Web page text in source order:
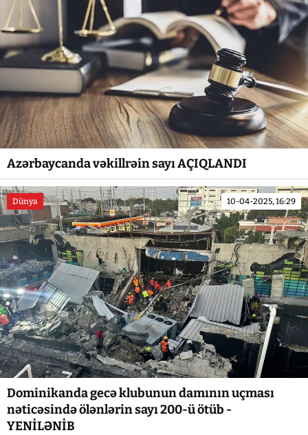
Azərbaycanda vəkillrəin sayı AÇIQLANDI
Dünya 10-04-2025, 16:29
Dominikanda gecə klubunun damının uçması
nəticəsində ölənlərin sayı 200-ü ötüb -
YENİLƏNİB